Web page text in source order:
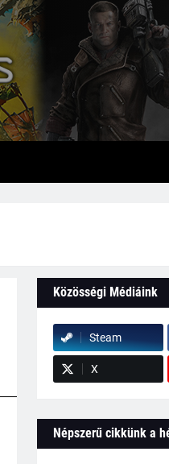
Közösségi Médiáink
Steam
X
Népszerű cikkünk a